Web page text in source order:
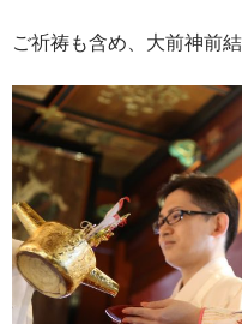
ご祈祷も含め、大前神前